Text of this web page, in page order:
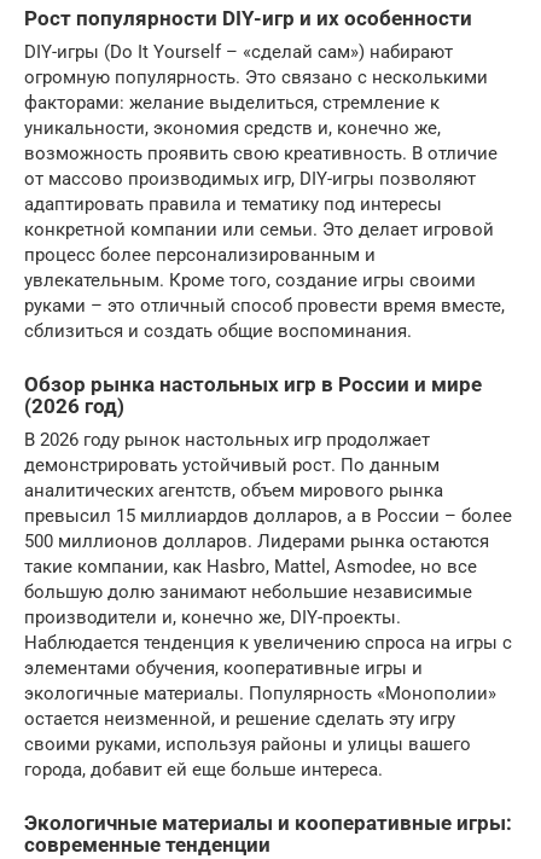
Рост популярности DIY-игр и их особенности
DIY-игры (Do It Yourself – «сделай сам») набирают
огромную популярность. Это связано с несколькими
факторами: желание выделиться, стремление к
уникальности, экономия средств и, конечно же,
возможность проявить свою креативность. В отличие
от массово производимых игр, DIY-игры позволяют
адаптировать правила и тематику под интересы
конкретной компании или семьи. Это делает игровой
процесс более персонализированным и
увлекательным. Кроме того, создание игры своими
руками – это отличный способ провести время вместе,
сблизиться и создать общие воспоминания.
Обзор рынка настольных игр в России и мире
(2026 год)
В 2026 году рынок настольных игр продолжает
демонстрировать устойчивый рост. По данным
аналитических агентств, объем мирового рынка
превысил 15 миллиардов долларов, а в России – более
500 миллионов долларов. Лидерами рынка остаются
такие компании, как Hasbro, Mattel, Asmodee, но все
большую долю занимают небольшие независимые
производители и, конечно же, DIY-проекты.
Наблюдается тенденция к увеличению спроса на игры с
элементами обучения, кооперативные игры и
экологичные материалы. Популярность «Монополии»
остается неизменной, и решение сделать эту игру
своими руками, используя районы и улицы вашего
города, добавит ей еще больше интереса.
Экологичные материалы и кооперативные игры:
современные тенденции